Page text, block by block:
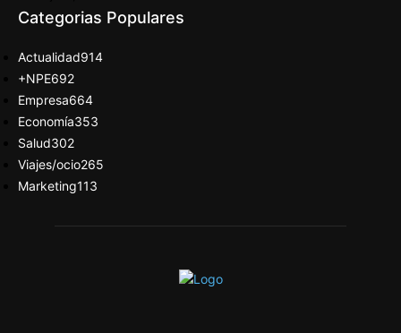
Categorias Populares
Actualidad914
+NPE692
Empresa664
Economía353
Salud302
Viajes/ocio265
Marketing113